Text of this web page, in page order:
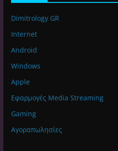
Dimitrology GR
Internet
Android
Windows
Apple
Εφαρμογές Media Streaming
Gaming
Αγοραπωλησίες